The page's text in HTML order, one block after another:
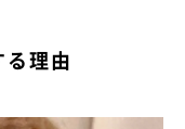
理由